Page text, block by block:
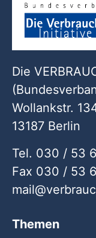
Die
Wollankstr.
13187 Berlin
Tel. 030 / 53
Fax 030 / 53
mail
Themen